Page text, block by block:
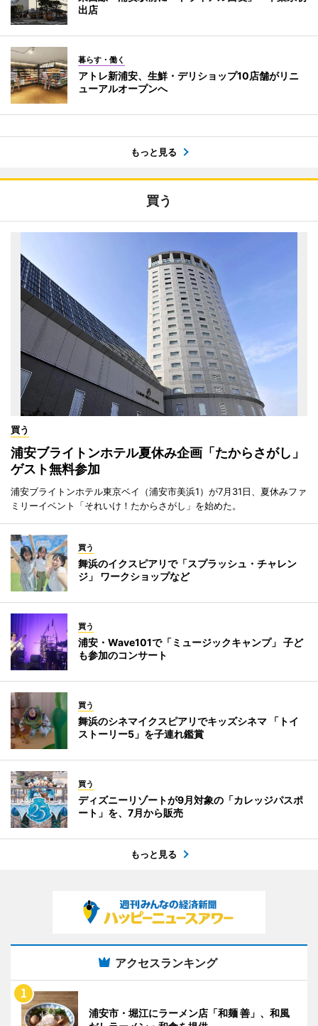
出店
暮らす・働く
アトレ新浦安、生鮮・デリショップ10店舗がリニ
ューアルオープンへ
もっと見る
買う
買う
浦安ブライトンホテル夏休み企画「たからさがし」
ゲスト無料参加
浦安ブライトンホテル東京ベイ（浦安市美浜1）が7月31日、夏休みファ
ミリーイベント「それいけ！たからさがし」を始めた。
買う
舞浜のイクスピアリで「スプラッシュ・チャレン
ジ」 ワークショップなど
買う
浦安・Wave101で「ミュージックキャンプ」 子ど
も参加のコンサート
買う
舞浜のシネマイクスピアリでキッズシネマ 「トイ
ストーリー5」を子連れ鑑賞
買う
ディズニーリゾートが9月対象の「カレッジパスポ
ート」を、7月から販売
もっと見る
アクセスランキング
浦安市・堀江にラーメン店「和麺 善」、和風